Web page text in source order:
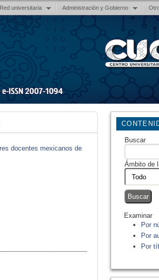
Red universitaria Administración y Gobierno
Buscar
Ámbito de
Examinar
Por
Por
Por
docentes mexicanos de